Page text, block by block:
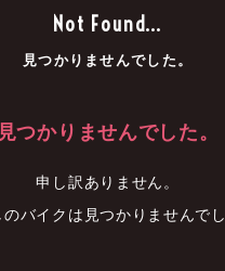
Not Found...
見つかりませんでした。
見つかりませんでした。
申し訳ありません。
バイクは見つかりませんでし
中古車